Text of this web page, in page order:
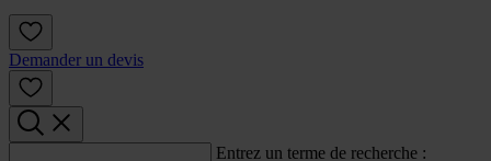
Demander un devis
Entrez un terme de recherche :